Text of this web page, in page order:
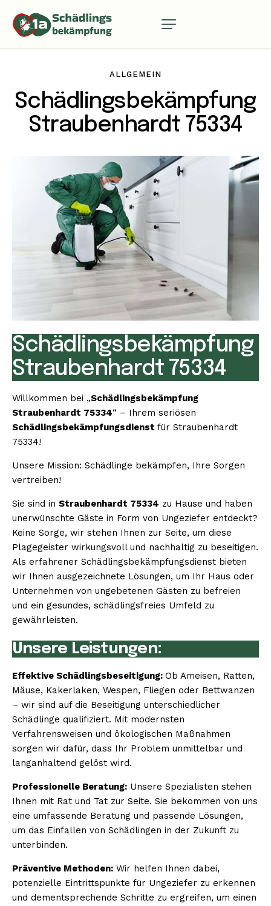
ALLGEMEIN
Schädlingsbekämpfung
Straubenhardt 75334
Schädlingsbekämpfung
Straubenhardt 75334
Willkommen bei „Schädlingsbekämpfung
Straubenhardt 75334“ – Ihrem seriösen
Schädlingsbekämpfungsdienst für Straubenhardt
75334!
Unsere Mission: Schädlinge bekämpfen, Ihre Sorgen
vertreiben!
Sie sind in Straubenhardt 75334 zu Hause und haben
unerwünschte Gäste in Form von Ungeziefer entdeckt?
Keine Sorge, wir stehen Ihnen zur Seite, um diese
Plagegeister wirkungsvoll und nachhaltig zu beseitigen.
Als erfahrener Schädlingsbekämpfungsdienst bieten
wir Ihnen ausgezeichnete Lösungen, um Ihr Haus oder
Unternehmen von ungebetenen Gästen zu befreien
und ein gesundes, schädlingsfreies Umfeld zu
gewährleisten.
Unsere Leistungen:
Effektive Schädlingsbeseitigung: Ob Ameisen, Ratten,
Mäuse, Kakerlaken, Wespen, Fliegen oder Bettwanzen
– wir sind auf die Beseitigung unterschiedlicher
Schädlinge qualifiziert. Mit modernsten
Verfahrensweisen und ökologischen Maßnahmen
sorgen wir dafür, dass Ihr Problem unmittelbar und
langanhaltend gelöst wird.
Professionelle Beratung: Unsere Spezialisten stehen
Ihnen mit Rat und Tat zur Seite. Sie bekommen von uns
eine umfassende Beratung und passende Lösungen,
um das Einfallen von Schädlingen in der Zukunft zu
unterbinden.
Präventive Methoden: Wir helfen Ihnen dabei,
potenzielle Eintrittspunkte für Ungeziefer zu erkennen
und dementsprechende Schritte zu ergreifen, um einen